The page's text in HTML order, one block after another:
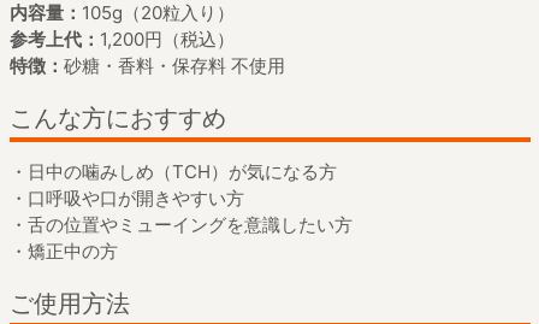
内容量： 105g（20粒入り）
参考上代： 1,200円（税込）
特徴： 砂糖・香料・保存料 不使用
こんな方におすすめ
・日中の噛みしめ（TCH）が気になる方
・口呼吸や口が開きやすい方
・舌の位置やミューイングを意識したい方
・矯正中の方
ご使用方法